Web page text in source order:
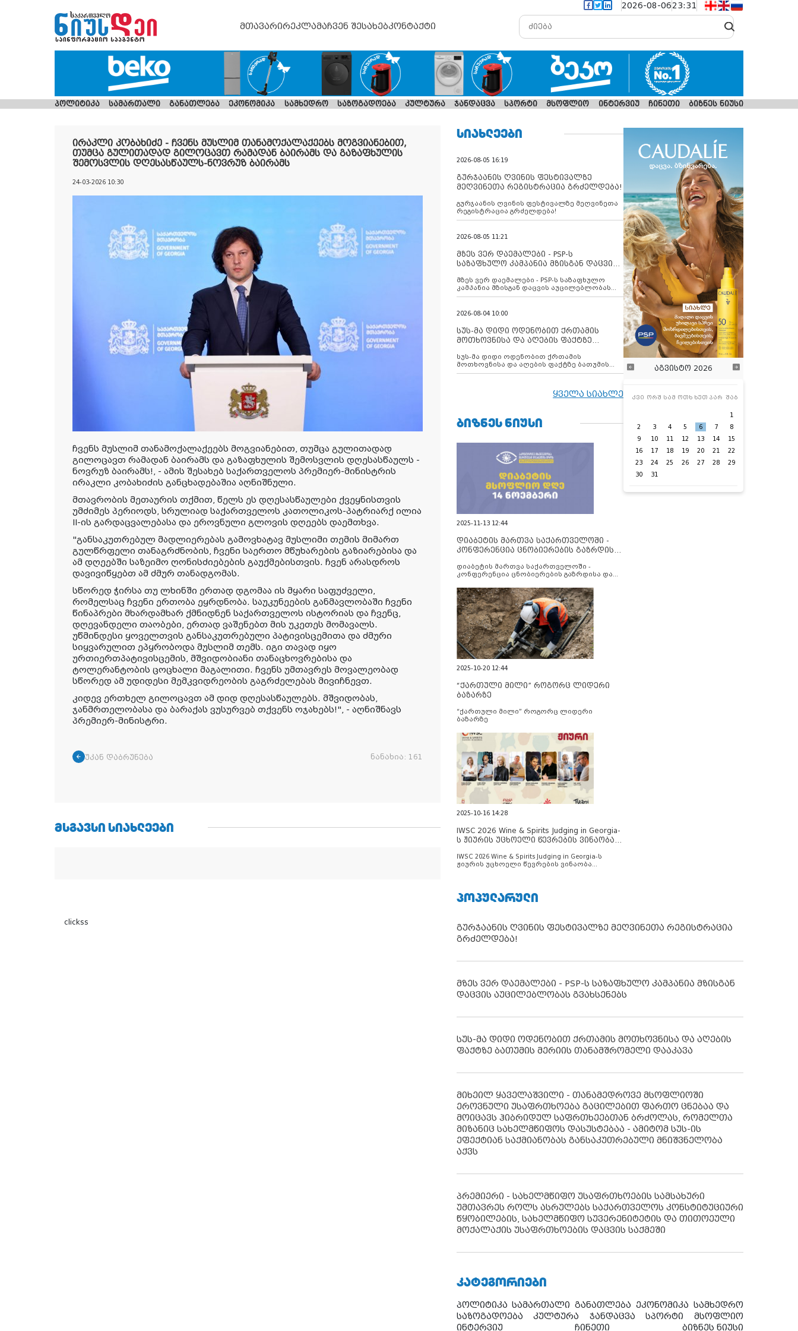
2026-08-0623:31
მთავარირეკლამაჩვენ შესახებკონტაქტი
პოლიტიკა სამართალი განათლება ეკონომიკა სამხედრო საზოგადოება კულტურა ჯანდაცვა სპორტი მსოფლიო ინტერვიუ ჩინეთი ბიზნეს ნიუსი
ირაკლი კობახიძე - ჩვენს მუსლიმ თანამოქალაქეებს მოგვიანებით,
თუმცა გულითადად გილოცავთ რამადან ბაირამს და გაზაფხულის
შემოსვლის დღესასწაულს-ნოვრუზ ბაირამს
24-03-2026 10:30
ჩვენს მუსლიმ თანამოქალაქეებს მოგვიანებით, თუმცა გულითადად
გილოცავთ რამადან ბაირამს და გაზაფხულის შემოსვლის დღესასწაულს -
ნოვრუზ ბაირამს!, - ამის შესახებ საქართველოს პრემიერ-მინისტრის
ირაკლი კობახიძის განცხადებაშია აღნიშნული.
მთავრობის მეთაურის თქმით, წელს ეს დღესასწაულები ქვეყნისთვის
უმძიმეს პერიოდს, სრულიად საქართველოს კათოლიკოს-პატრიარქ ილია
II-ის გარდაცვალებასა და ეროვნული გლოვის დღეებს დაემთხვა.
"განსაკუთრებულ მადლიერებას გამოვხატავ მუსლიმი თემის მიმართ
გულწრფელი თანაგრძნობის, ჩვენი საერთო მწუხარების გაზიარებისა და
ამ დღეებში საზეიმო ღონისძიებების გაუქმებისთვის. ჩვენ არასდროს
დავივიწყებთ ამ ძმურ თანადგომას.
სწორედ ჭირსა თუ ლხინში ერთად დგომაა ის მყარი საფუძველი,
რომელსაც ჩვენი ერთობა ეყრდნობა. საუკუნეების განმავლობაში ჩვენი
წინაპრები მხარდამხარ ქმნიდნენ საქართველოს ისტორიას და ჩვენც,
დღევანდელი თაობები, ერთად ვაშენებთ მის უკეთეს მომავალს.
უწმინდესი ყოველთვის განსაკუთრებული პატივისცემითა და ძმური
სიყვარულით ეპყრობოდა მუსლიმ თემს. იგი თავად იყო
ურთიერთპატივისცემის, მშვიდობიანი თანაცხოვრებისა და
ტოლერანტობის ცოცხალი მაგალითი. ჩვენს უმთავრეს მოვალეობად
სწორედ ამ უდიდესი მემკვიდრეობის გაგრძელებას მივიჩნევთ.
კიდევ ერთხელ გილოცავთ ამ დიდ დღესასწაულებს. მშვიდობას,
ჯანმრთელობასა და ბარაქას ვუსურვებ თქვენს ოჯახებს!", - აღნიშნავს
პრემიერ-მინისტრი.
უკან დაბრუნება ნანახია: 161
ᲛᲡᲒᲐᲕᲡᲘ ᲡᲘᲐᲮᲚᲔᲔᲑᲘ
clickss
ᲡᲘᲐᲮᲚᲔᲔᲑᲘ
2026-08-05 16:19
გურჯაანის ღვინის ფესტივალზე
მეღვინეთა რეგისტრაცია გრძელდება!
გურჯაანის ღვინის ფესტივალზე მეღვინეთა
რეგისტრაცია გრძელდება!
2026-08-05 11:21
მზეს ვერ დაემალები - PSP-ს
საზაფხულო კამპანია მზისგან დაცვის
მზეს ვერ დაემალები - PSP-ს საზაფხულო
კამპანია მზისგან დაცვის აუცილებლობას
გვახსენებს
2026-08-04 10:00
სუს-მა დიდი ოდენობით ქრთამის
მოთხოვნისა და აღების ფაქტზე
დააკავა
სუს-მა დიდი ოდენობით ქრთამის
მოთხოვნისა და აღების ფაქტზე ბათუმის
მერიის თანამშრომელი დააკავა
ყველა სიახლე
ᲑᲘᲖᲜᲔᲡ ᲜᲘᲣᲡᲘ
2025-11-13 12:44
დიაბეტის მართვა საქართველოში -
კონფერენცია ცნობიერების გაზრდისა
დიაბეტის მართვა საქართველოში -
კონფერენცია ცნობიერების გაზრდისა და
2025-10-20 12:44
“ქართული მილი” როგორც ლიდერი
ბაზარზე
“ქართული მილი” როგორც ლიდერი
ბაზარზე
2025-10-16 14:28
IWSC 2026 Wine & Spirits Judging in Georgia-
ს ჟიურის უცხოელი წევრების ვინაობა
IWSC 2026 Wine & Spirits Judging in Georgia-ს
ჟიურის უცხოელი წევრების ვინაობა
აგვისტო 2026
კვი ორშ სამ ოთხ ხუთ პარ შაბ
1
2
3 4 5 6 7
8
9
10 11 12 13 14
15
16
17 18 19 20 21
22
23
24 25 26 27 28
29
30
31
ᲞᲝᲞᲣᲚᲐᲠᲣᲚᲘ
გურჯაანის ღვინის ფესტივალზე მეღვინეთა რეგისტრაცია
გრძელდება!
მზეს ვერ დაემალები - PSP-ს საზაფხულო კამპანია მზისგან
დაცვის აუცილებლობას გვახსენებს
სუს-მა დიდი ოდენობით ქრთამის მოთხოვნისა და აღების
ფაქტზე ბათუმის მერიის თანამშრომელი დააკავა
მიხეილ ყაველაშვილი - თანამედროვე მსოფლიოში
ეროვნული უსაფრთხოება გაცილებით ფართო ცნებაა და
მოიცავს ჰიბრიდულ საფრთხეებთან ბრძოლას, რომელთა
მიზანიც სახელმწიფოს დასუსტებაა - ამიტომ სუს-ის
ეფექტიან საქმიანობას განსაკუთრებული მნიშვნელობა
აქვს
პრემიერი - სახელმწიფო უსაფრთხოების სამსახური
უმთავრეს როლს ასრულებს საქართველოს კონსტიტუციური
წყობილების, სახელმწიფო სუვერენიტეტის და თითოეული
მოქალაქის უსაფრთხოების დაცვის საქმეში
ᲙᲐᲢᲔᲒᲝᲠᲘᲔᲑᲘ
პოლიტიკა სამართალი განათლება ეკონომიკა სამხედრო
საზოგადოება
კულტურა ჯანდაცვა სპორტი
მსოფლიო
ინტერვიუ
ჩინეთი ბიზნეს ნიუსი